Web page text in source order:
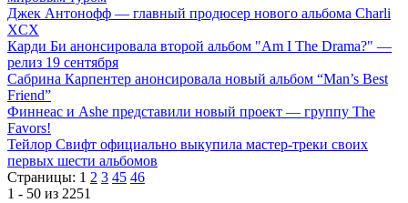
Джек Антонофф — главный продюсер нового альбома Charli
XCX
Карди Би анонсировала второй альбом "Am I The Drama?" —
релиз 19 сентября
Сабрина Карпентер анонсировала новый альбом “Man’s Best
Friend”
Финнеас и Ashe представили новый проект — группу The
Favors!
Тейлор Свифт официально выкупила мастер-треки своих
первых шести альбомов
Страницы: 1 2 3 45 46
1 - 50 из 2251